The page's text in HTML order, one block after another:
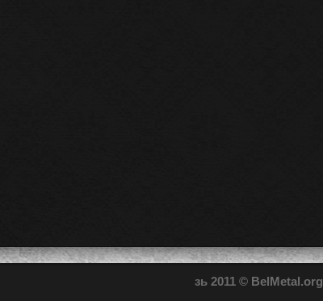
зь 2011 © BelMetal.org